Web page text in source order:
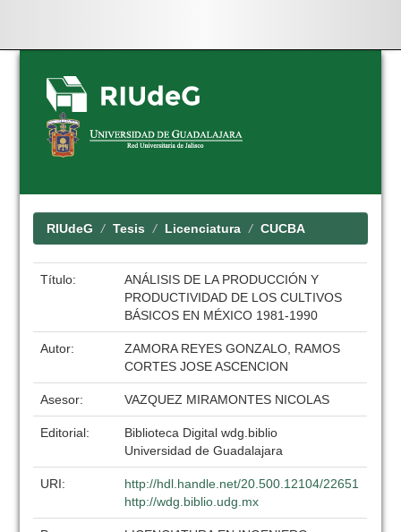
Skip
navigation
RIUdeG Tesis Licenciatura CUCBA
Título:
ANÁLISIS DE LA PRODUCCIÓN Y
PRODUCTIVIDAD DE LOS CULTIVOS
BÁSICOS EN MÉXICO 1981-1990
Autor:
ZAMORA REYES GONZALO, RAMOS
CORTES JOSE ASCENCION
Asesor: VAZQUEZ MIRAMONTES NICOLAS
Editorial:
Biblioteca Digital wdg.biblio
Universidad de Guadalajara
URI:
http://hdl.handle.net/20.500.12104/22651
http://wdg.biblio.udg.mx